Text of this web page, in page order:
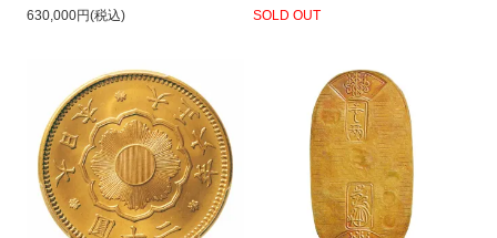
630,000円(税込)
SOLD OUT